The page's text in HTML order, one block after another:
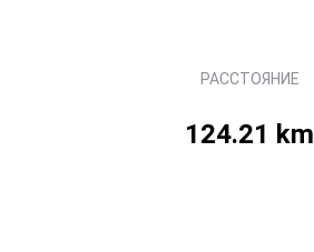
РАССТОЯНИЕ
124.21 km